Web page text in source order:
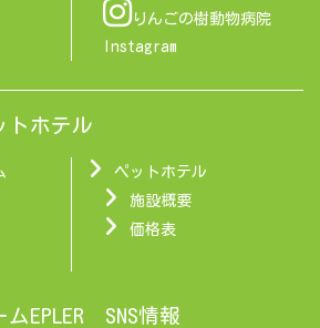
りんごの樹動物病院
Instagram
トホテル
ペットホテル
施設概要
価格表
ムEPLER SNS情報